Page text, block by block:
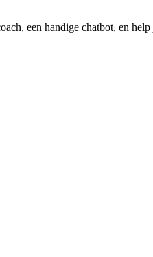
een handige chatbot, en help